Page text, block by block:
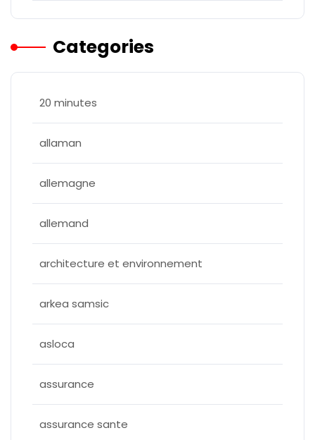
Categories
20 minutes
allaman
allemagne
allemand
architecture et environnement
arkea samsic
asloca
assurance
assurance sante